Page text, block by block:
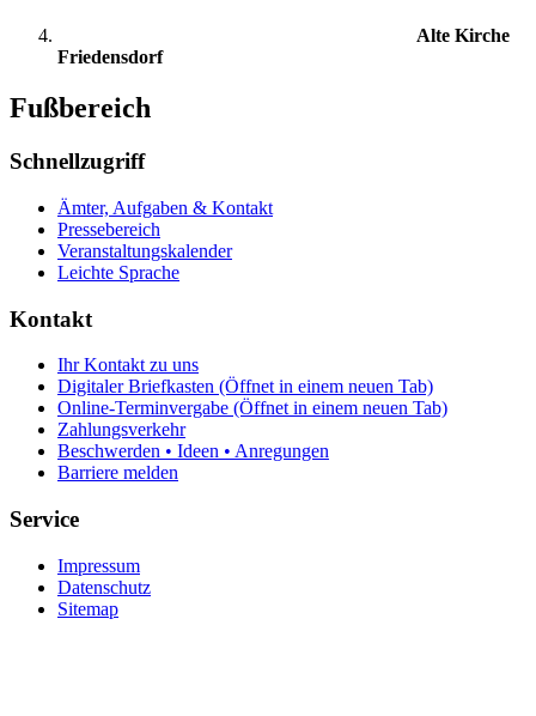
Alte Kirche
Friedensdorf
Fußbereich
Schnellzugriff
Ämter, Aufgaben & Kontakt
Pressebereich
Veranstaltungskalender
Leichte Sprache
Kontakt
Ihr Kontakt zu uns
Digitaler Briefkasten (Öffnet in einem neuen Tab)
Online-Terminvergabe (Öffnet in einem neuen Tab)
Zahlungsverkehr
Beschwerden • Ideen • Anregungen
Barriere melden
Service
Impressum
Datenschutz
Sitemap